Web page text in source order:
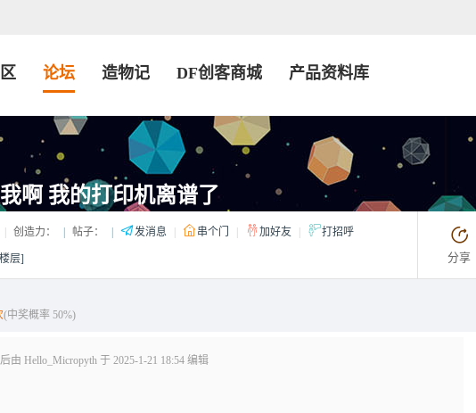
论坛 造物记 DF创客商城 产品资料库
啊 我的打印机离谱了
创造力： 帖子： 发消息 串个门 加好友 打招呼
层] 分享
(中奖概率 50%)
由 Hello_Micropyth 于 2025-1-21 18:54 编辑